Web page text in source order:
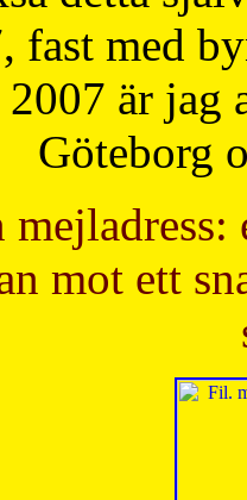
fast med
2007 är
Göteborg
mot ett